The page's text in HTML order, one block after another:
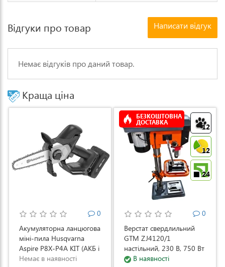
Відгуки про товар Написати відгук
Немає відгуків про даний товар.
Краща ціна
0
Акумуляторна ланцюгова
міні-пила Husqvarna
Aspire P8X-P4A KIT (АКБ і
ЗП) (9708275-02)
Немає в наявності
12
12
24
БЕЗКОШТОВНА
ДОСТАВКА
0
Верстат свердлильний
GTM ZJ4120/1
настільний, 230 В, 750 Вт
(ZJ4120/1)
В наявності